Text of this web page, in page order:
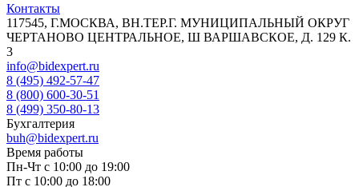
Контакты
117545, Г.МОСКВА, ВН.ТЕР.Г. МУНИЦИПАЛЬНЫЙ ОКРУГ
ЧЕРТАНОВО ЦЕНТРАЛЬНОЕ, Ш ВАРШАВСКОЕ, Д. 129 К.
3
info@bidexpert.ru
8 (495) 492-57-47
8 (800) 600-30-51
8 (499) 350-80-13
Бухгалтерия
buh@bidexpert.ru
Время работы
Пн-Чт с 10:00 до 19:00
Пт с 10:00 до 18:00